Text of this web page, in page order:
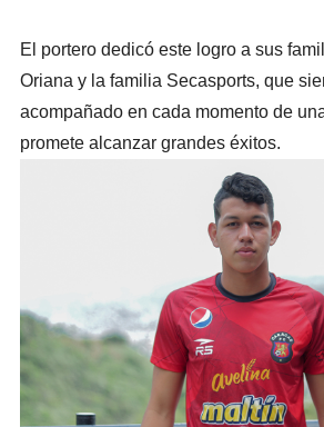
El portero dedicó este logro a sus
Oriana y la familia Secasports, que
acompañado en cada momento de
promete alcanzar grandes éxitos.